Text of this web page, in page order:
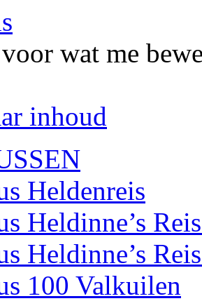
wat me
inhoud
Heldenreis
Heldinne’s
Heldinne’s
100 Valkuilen